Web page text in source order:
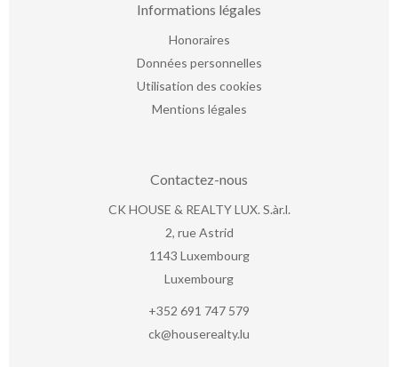
Informations légales
Honoraires
Données personnelles
Utilisation des cookies
Mentions légales
Contactez-nous
CK HOUSE & REALTY LUX. S.àr.l.
2, rue Astrid
1143 Luxembourg
Luxembourg
+352 691 747 579
ck@houserealty.lu